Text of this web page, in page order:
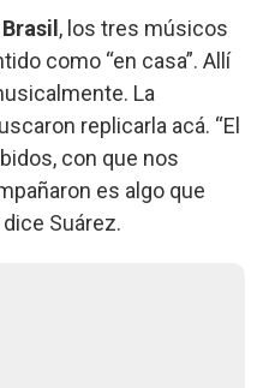
, los tres músicos
como “en casa”. Allí
La
replicarla acá. “El
con que nos
es algo que
Suárez.